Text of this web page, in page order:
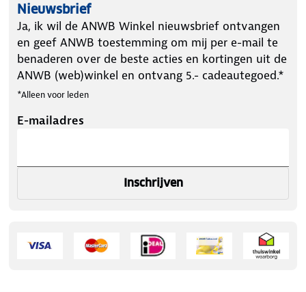
Nieuwsbrief
Ja, ik wil de ANWB Winkel nieuwsbrief ontvangen
en geef ANWB toestemming om mij per e-mail te
benaderen over de beste acties en kortingen uit de
ANWB (web)winkel en ontvang 5.- cadeautegoed.*
*Alleen voor leden
E-mailadres
Inschrijven